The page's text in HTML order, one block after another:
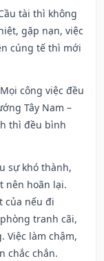
tài thì không
gặp nạn, việc
cúng tế thì mới
Mọi công việc đều
Tây Nam –
thì đều bình
sự khó thành,
nên hoãn lại.
của nếu đi
tranh cãi,
Việc làm chậm,
chắc chắn.